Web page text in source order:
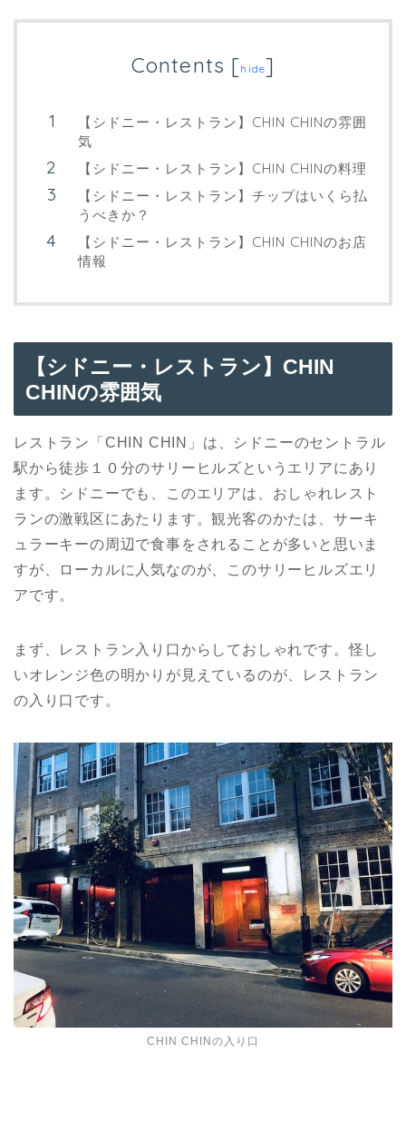
Contents [hide]
【シドニー・レストラン】CHIN CHINの雰囲
気
【シドニー・レストラン】CHIN CHINの料理
【シドニー・レストラン】チップはいくら払
うべきか？
【シドニー・レストラン】CHIN CHINのお店
情報
【シドニー ・ レストラン】CHIN
CHINの雰囲気
レストラン「CHIN CHIN」は、シドニーのセントラル
駅から徒歩１０分のサリーヒルズというエリアにあり
ます。シドニーでも、このエリアは、おしゃれレスト
ランの激戦区にあたります。観光客のかたは、サーキ
ュラーキーの周辺で食事をされることが多いと思いま
すが、ローカルに人気なのが、このサリーヒルズエリ
アです。
まず、レストラン入り口からしておしゃれです。怪し
いオレンジ色の明かりが見えているのが、レストラン
の入り口です。
CHIN CHINの入り口